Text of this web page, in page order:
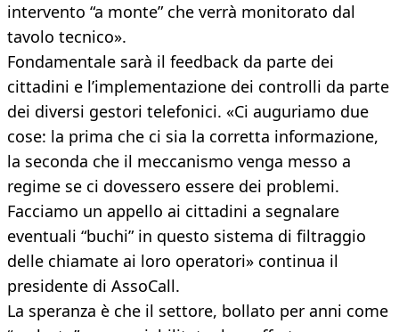
intervento “a monte” che verrà monitorato dal
tavolo tecnico».
Fondamentale sarà il feedback da parte dei
cittadini e l’implementazione dei controlli da parte
dei diversi gestori telefonici. «Ci auguriamo due
cose: la prima che ci sia la corretta informazione,
la seconda che il meccanismo venga messo a
regime se ci dovessero essere dei problemi.
Facciamo un appello ai cittadini a segnalare
eventuali “buchi” in questo sistema di filtraggio
delle chiamate ai loro operatori» continua il
presidente di AssoCall.
La speranza è che il settore, bollato per anni come